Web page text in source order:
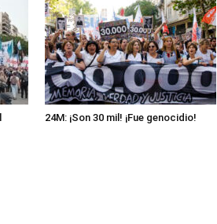
24M: ¡Son 30 mil! ¡Fue genocidio!